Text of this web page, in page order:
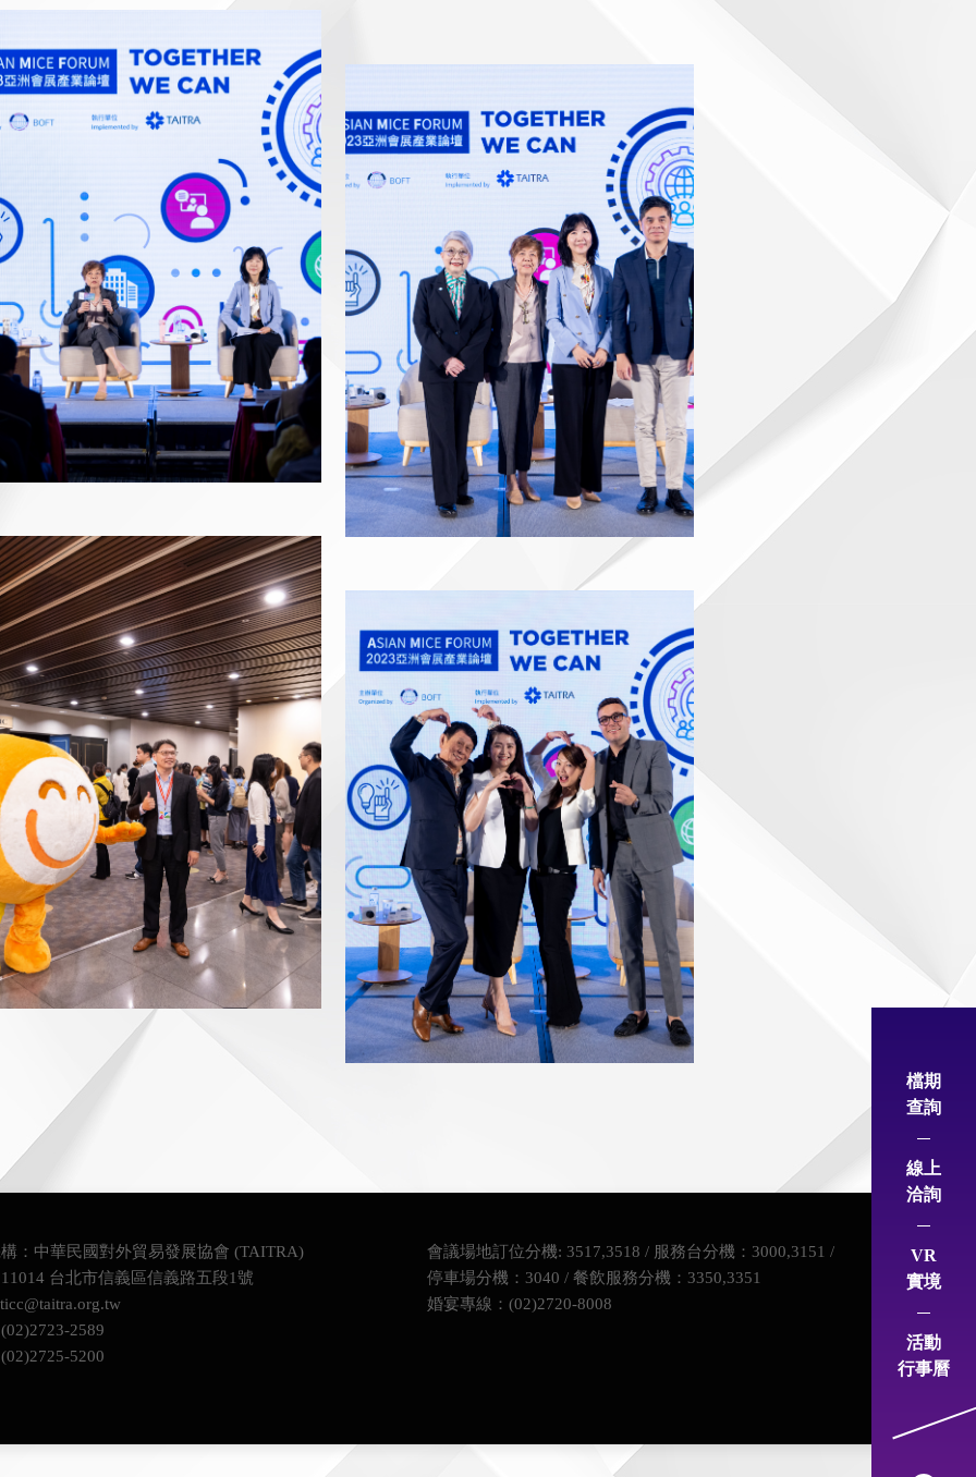
檔期
查詢
線上
洽詢
VR
實境
活動
行事曆
2023 AMF-0824.jpg
20230913-2023 AMF-0829.jpg
2023 AMF-1322.jpg
20230913-2023 AMF-2085.jpg
：中華民國對外貿易發展協會 (TAITRA)
台北市信義區信義路五段1號
2589
5200
會議場地訂位分機: 3517,3518 / 服務台分機：3000,3151 /
停車場分機：3040 / 餐飲服務分機：3350,3351
婚宴專線：(02)2720-8008